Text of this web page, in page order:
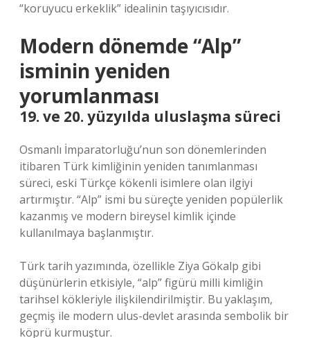
“koruyucu erkeklik” idealinin taşıyıcısıdır.
Modern dönemde “Alp”
isminin yeniden
yorumlanması
19. ve 20. yüzyılda uluslaşma süreci
Osmanlı İmparatorluğu’nun son dönemlerinden
itibaren Türk kimliğinin yeniden tanımlanması
süreci, eski Türkçe kökenli isimlere olan ilgiyi
artırmıştır. “Alp” ismi bu süreçte yeniden popülerlik
kazanmış ve modern bireysel kimlik içinde
kullanılmaya başlanmıştır.
Türk tarih yazımında, özellikle Ziya Gökalp gibi
düşünürlerin etkisiyle, “alp” figürü milli kimliğin
tarihsel kökleriyle ilişkilendirilmiştir. Bu yaklaşım,
geçmiş ile modern ulus-devlet arasında sembolik bir
köprü kurmuştur.